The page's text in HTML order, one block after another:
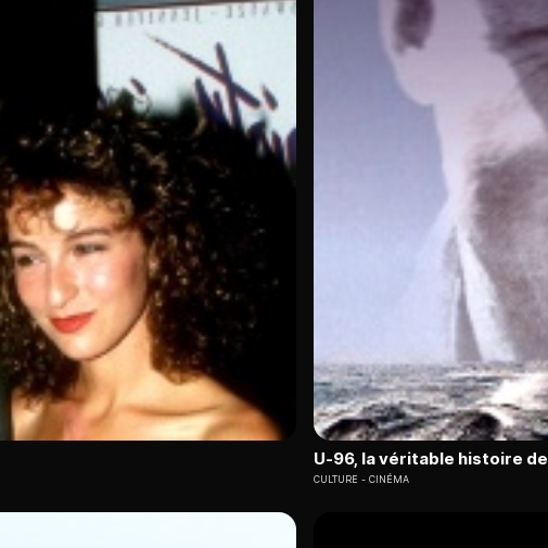
U-96, la véritable histoire
CULTURE CINÉMA